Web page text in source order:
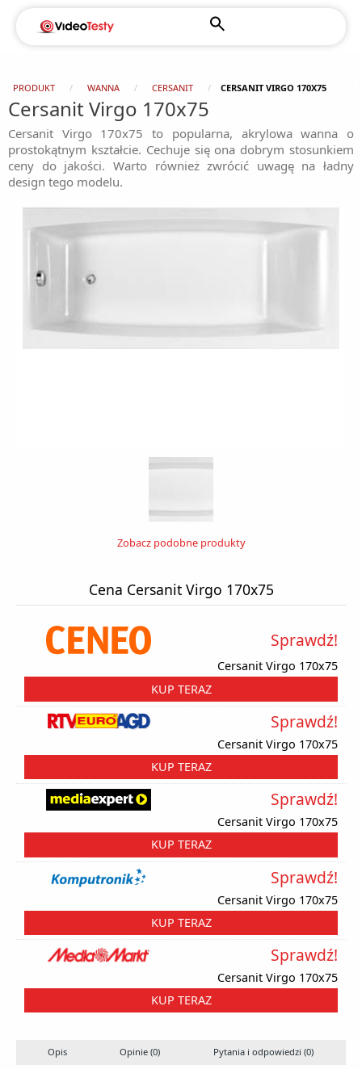
PRODUKT WANNA CERSANIT CERSANIT VIRGO 170X75
Cersanit Virgo 170x75
Cersanit Virgo 170x75 to popularna, akrylowa wanna o
prostokątnym kształcie. Cechuje się ona dobrym stosunkiem
ceny do jakości. Warto również zwrócić uwagę na ładny
design tego modelu.
Zobacz podobne produkty
Cena Cersanit Virgo 170x75
Cersanit Virgo 170x75
Sprawdź!
KUP TERAZ
Cersanit Virgo 170x75
Sprawdź!
KUP TERAZ
Cersanit Virgo 170x75
Sprawdź!
KUP TERAZ
Cersanit Virgo 170x75
Sprawdź!
KUP TERAZ
Cersanit Virgo 170x75
Sprawdź!
KUP TERAZ
Opis Opinie (0) Pytania i odpowiedzi (0)